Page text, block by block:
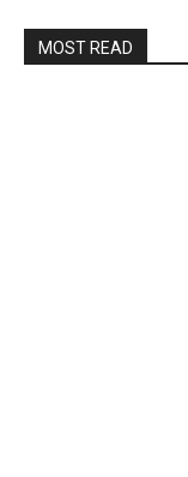
MOST READ